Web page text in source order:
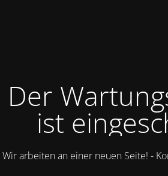
Der
ist
Wir arbeiten an einer neuen Seite! -